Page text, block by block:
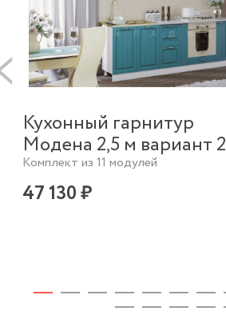
Кухонный гарнитур
Модена 2,5 м вариант 2
Комплект из 11 модулей
47 130 ₽